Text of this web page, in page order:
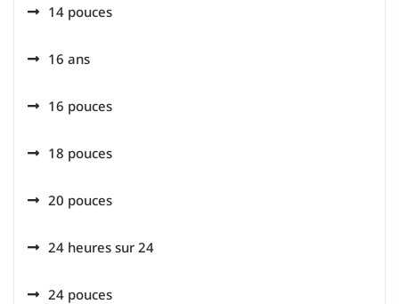
14 pouces
16 ans
16 pouces
18 pouces
20 pouces
24 heures sur 24
24 pouces